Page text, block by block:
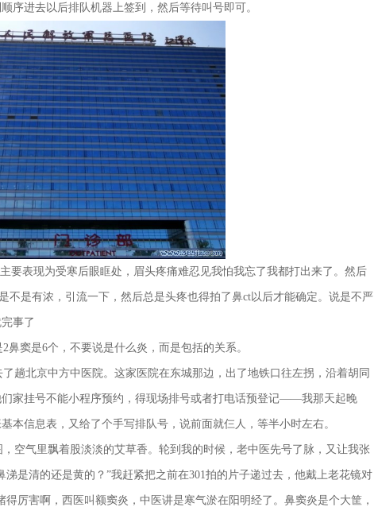
序进去以后排队机器上签到，然后等待叫号即可。
要表现为受寒后眼眶处，眉头疼痛难忍见我怕我忘了我都打出来了。然后
不是有浓，引流一下，然后总是头疼也得拍了鼻ct以后才能确定。说是不严
事了
窦是6个，不要说是什么炎，而是包括的关系。
趟北京中方中医院。这家医院在东城那边，出了地铁口往左拐，沿着胡同
家挂号不能小程序预约，得现场排号或者打电话预登记——我那天起晚
本信息表，又给了个手写排队号，说前面就仨人，等半小时左右。
空气里飘着股淡淡的艾草香。轮到我的时候，老中医先号了脉，又让我张
是清的还是黄的？”我赶紧把之前在301拍的片子递过去，他戴上老花镜对
厉害啊，西医叫额窦炎，中医讲是寒气淤在阳明经了。鼻窦炎是个大筐，